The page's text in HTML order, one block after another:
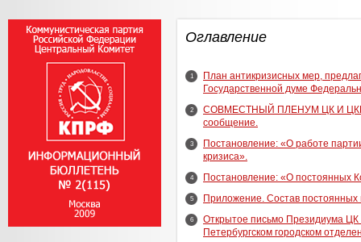
Оглавление
1
План антикризисных мер,
Государственной думе
2
СОВМЕСТНЫЙ ПЛЕНУМ ЦК И
сообщение.
3
Постановление: «О работе
кризиса».
4 Постановление: «О постоянных
5 Приложение. Состав
6
Открытое письмо Президиума
Петербургском городском